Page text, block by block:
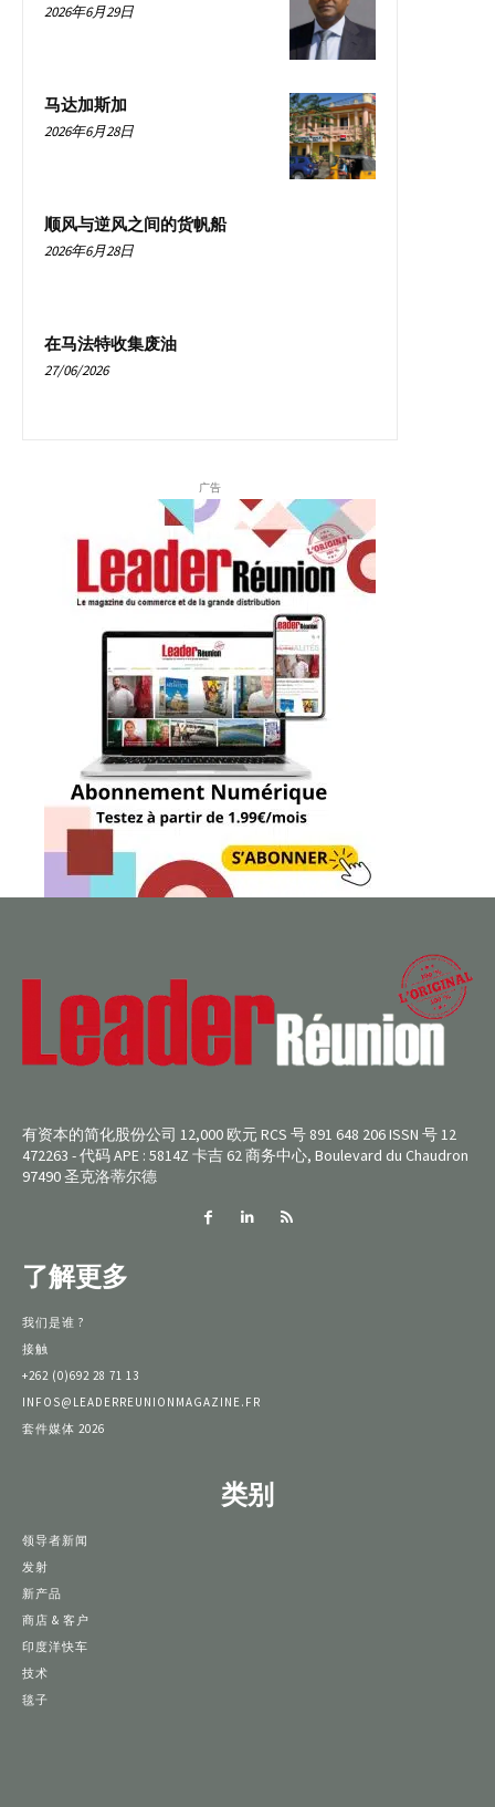
2026年6月29日
马达加斯加
2026年6月28日
顺风与逆风之间的货帆船
2026年6月28日
在马法特收集废油
27/06/2026
广告
有资本的简化股份公司 12,000 欧元 RCS 号 891 648 206 ISSN 号 12
472263 - 代码 APE : 5814Z 卡吉 62 商务中心, Boulevard du Chaudron
97490 圣克洛蒂尔德
了解更多
我们是谁 ?
接触
+262 (0)692 28 71 13
INFOS@LEADERREUNIONMAGAZINE.FR
套件媒体 2026
类别
领导者新闻
发射
新产品
商店 & 客户
印度洋快车
技术
毯子